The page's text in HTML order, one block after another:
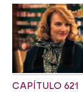
CAPÍTULO 621